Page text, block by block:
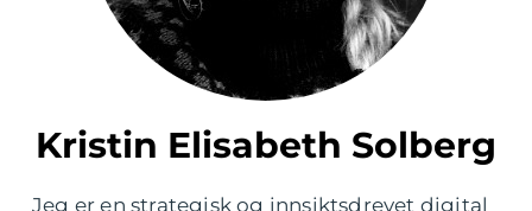
Kristin Elisabeth Solberg
Jeg er en strategisk og innsiktsdrevet digital